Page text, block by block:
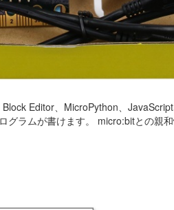
Editor、MicroPython、
グラムが書けます。 micro:bitとの親